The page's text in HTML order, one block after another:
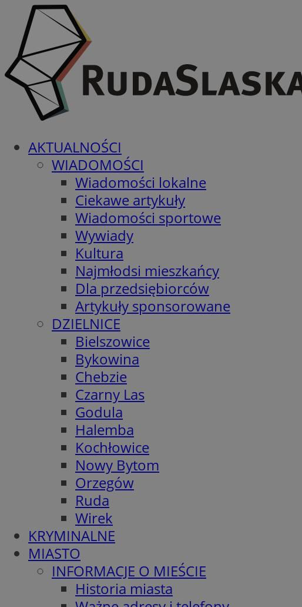
AKTUALNOŚCI
WIADOMOŚCI
Wiadomości lokalne
Ciekawe artykuły
Wiadomości sportowe
Wywiady
Kultura
Najmłodsi mieszkańcy
Dla przedsiębiorców
Artykuły sponsorowane
DZIELNICE
Bielszowice
Bykowina
Chebzie
Czarny Las
Godula
Halemba
Kochłowice
Nowy Bytom
Orzegów
Ruda
Wirek
KRYMINALNE
MIASTO
INFORMACJE O MIEŚCIE
Historia miasta